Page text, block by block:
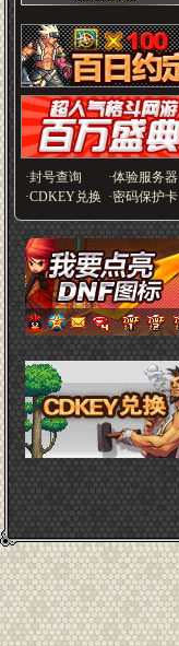
·封号查询
·体验服务器
·CDKEY兑换 ·密码保护卡